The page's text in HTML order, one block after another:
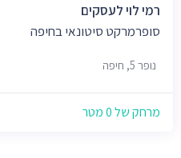
רמי לוי לעסקים
סופרמרקט סיטונאי בחיפה
נופר 5, חיפה
מרחק של 0 מטר